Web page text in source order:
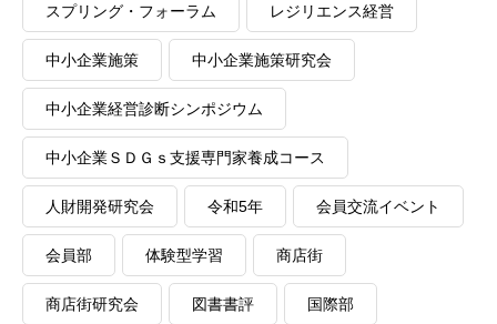
スプリング・フォーラム レジリエンス経営
中小企業施策 中小企業施策研究会
中小企業経営診断シンポジウム
中小企業ＳＤＧｓ支援専門家養成コース
人財開発研究会 令和5年 会員交流イベント
会員部 体験型学習 商店街
商店街研究会 図書書評 国際部